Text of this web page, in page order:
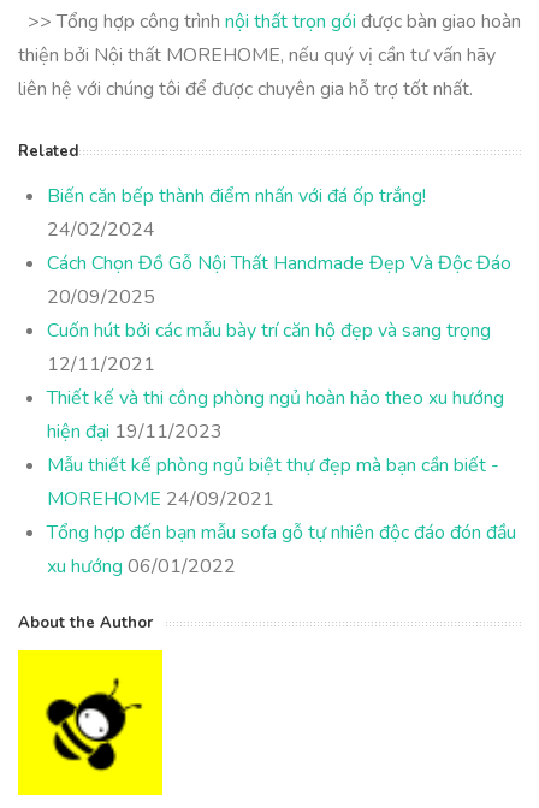
>> Tổng hợp công trình nội thất trọn gói được bàn giao hoàn
thiện bởi Nội thất MOREHOME, nếu quý vị cần tư vấn hãy
liên hệ với chúng tôi để được chuyên gia hỗ trợ tốt nhất.
Related
Biến căn bếp thành điểm nhấn với đá ốp trắng!
24/02/2024
Cách Chọn Đồ Gỗ Nội Thất Handmade Đẹp Và Độc Đáo
20/09/2025
Cuốn hút bởi các mẫu bày trí căn hộ đẹp và sang trọng
12/11/2021
Thiết kế và thi công phòng ngủ hoàn hảo theo xu hướng
hiện đại 19/11/2023
Mẫu thiết kế phòng ngủ biệt thự đẹp mà bạn cần biết -
MOREHOME 24/09/2021
Tổng hợp đến bạn mẫu sofa gỗ tự nhiên độc đáo đón đầu
xu hướng 06/01/2022
About the Author